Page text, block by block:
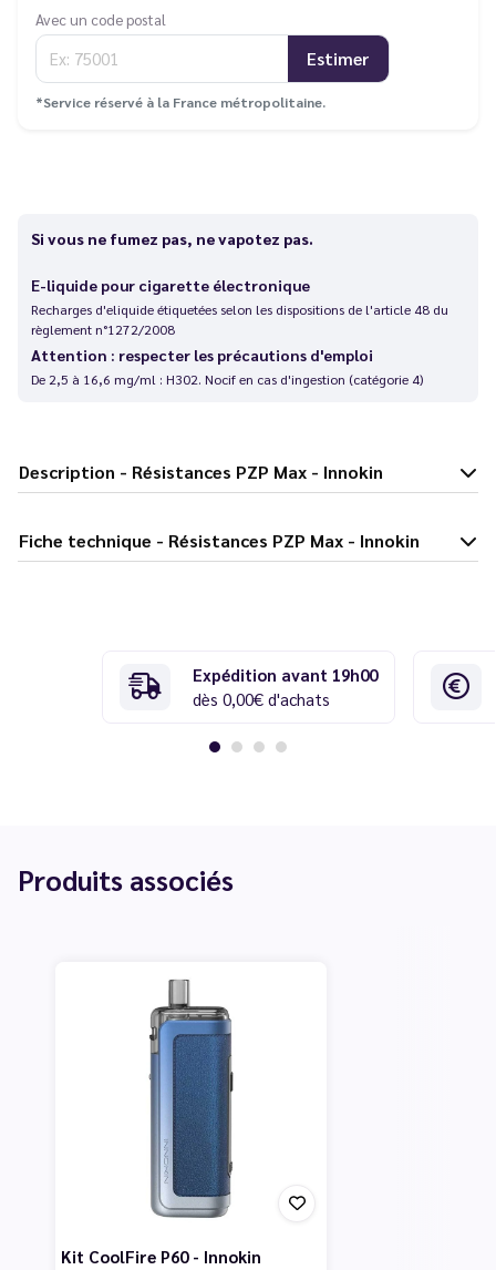
Avec un code postal
Estimer
*Service réservé à la France métropolitaine.
Si vous ne fumez pas, ne vapotez pas.
E-liquide pour cigarette électronique
Recharges d'eliquide étiquetées selon les dispositions de l'article 48 du
règlement n°1272/2008
Attention : respecter les précautions d'emploi
De 2,5 à 16,6 mg/ml : H302. Nocif en cas d'ingestion (catégorie 4)
Description - Résistances PZP Max - Innokin
Fiche technique - Résistances PZP Max - Innokin
Expédition avant 19h00
dès 0,00€ d'achats
Produits associés
Kit CoolFire P60 - Innokin